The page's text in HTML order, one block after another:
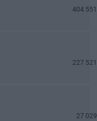
404 551
227 521
27 029